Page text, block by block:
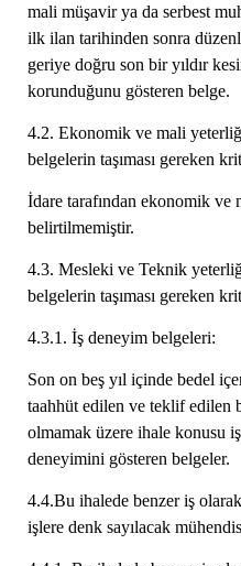
mali müşavir ya da serbest
ilk ilan tarihinden sonra
geriye doğru son bir yıldır
korunduğunu gösteren belge.
4.2. Ekonomik ve mali
belgelerin taşıması gereken
İdare tarafından ekonomik
belirtilmemiştir.
4.3. Mesleki ve Teknik
belgelerin taşıması gereken
4.3.1. İş deneyim belgeleri:
Son on beş yıl içinde bedel
taahhüt edilen ve teklif edilen
olmamak üzere ihale konusu
deneyimini gösteren belgeler.
4.4.Bu ihalede benzer iş
işlere denk sayılacak